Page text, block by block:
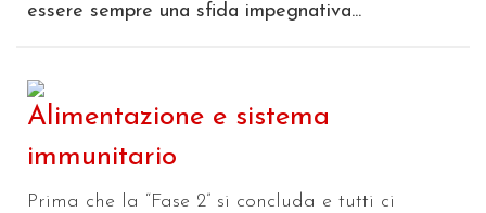
essere sempre una sfida impegnativa...
Alimentazione e sistema
immunitario
Prima che la “Fase 2” si concluda e tutti ci